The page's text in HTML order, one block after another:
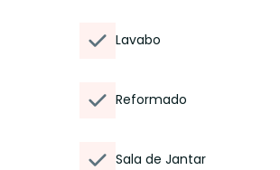
Lavabo
Reformado
Sala de Jantar